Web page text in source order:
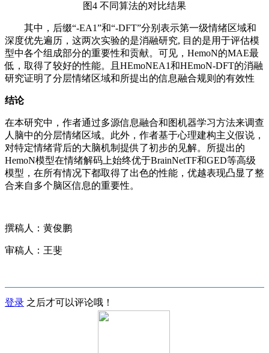
图4 不同算法的对比结果
其中，后缀“-EA1”和“-DFT”分别表示第一级情绪区域和
深度优先遍历，这两次实验的是消融研究, 目的是用于评估模
型中各个组成部分的重要性和贡献。可见，HemoN的MAE最
低，取得了较好的性能。且HEmoNEA1和HEmoN-DFT的消融
研究证明了分层情绪区域和所提出的信息融合规则的有效性
结论
在本研究中，作者通过多源信息融合和图机器学习方法来调查
人脑中的分层情绪区域。此外，作者基于心理建构主义假说，
对特定情绪背后的大脑机制提供了初步的见解。所提出的
HemoN模型在情绪解码上始终优于BrainNetTF和GED等高级
模型，在所有情况下都取得了出色的性能，优越表现凸显了整
合来自多个脑区信息的重要性。
撰稿人：黄俊鹏
审稿人：王斐
登录 之后才可以评论哦！